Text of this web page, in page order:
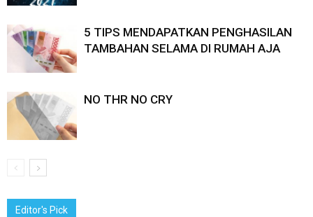
5 TIPS MENDAPATKAN PENGHASILAN
TAMBAHAN SELAMA DI RUMAH AJA
NO THR NO CRY
Editor's Pick